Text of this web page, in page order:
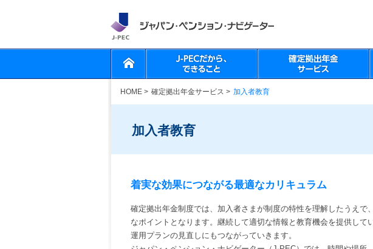
HOME > 確定拠出年金サービス > 加入者教育
加入者教育
着実な効果につながる最適なカリキュラム
確定拠出年金制度では、加入者さまが制度の特性を理解したうえで
なポイントとなります。継続して適切な情報と教育機会を提供して
運用プランの見直しにもつながっていきます。